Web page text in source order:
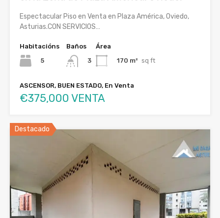
Espectacular Piso en Venta en Plaza América, Oviedo,
Asturias.CON SERVICIOS…
Habitacións
5
Baños
3
Área
170 m² sq ft
ASCENSOR, BUEN ESTADO, En Venta
€375,000 VENTA
Destacado